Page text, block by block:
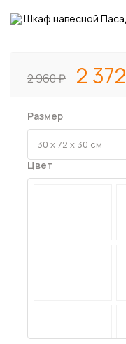
2 960 2 372
Размер
Цвет